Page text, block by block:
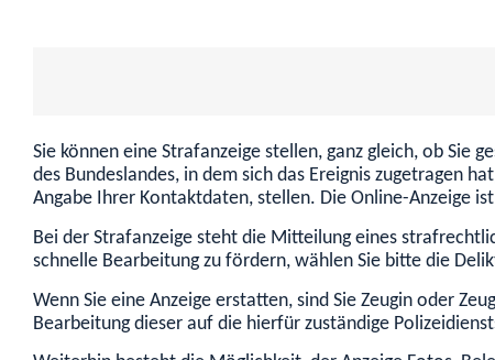
Sie können eine Strafanzeige stellen, ganz gleich, ob Sie
des Bundeslandes, in dem sich das Ereignis zugetragen
Angabe Ihrer Kontaktdaten, stellen. Die Online-Anzeige
Bei der Strafanzeige steht die Mitteilung eines
schnelle Bearbeitung zu fördern, wählen Sie bitte die
Wenn Sie eine Anzeige erstatten, sind Sie Zeugin oder
Bearbeitung dieser auf die hierfür zuständige